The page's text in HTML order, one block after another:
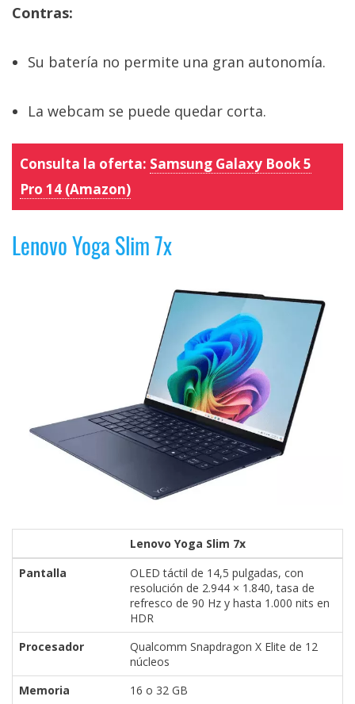
Contras:
Su batería no permite una gran autonomía.
La webcam se puede quedar corta.
Consulta la oferta: Samsung Galaxy Book 5
Pro 14 (Amazon)
Lenovo Yoga Slim 7x
Lenovo Yoga Slim 7x
Pantalla
OLED táctil de 14,5 pulgadas, con
resolución de 2.944 × 1.840, tasa de
refresco de 90 Hz y hasta 1.000 nits en
HDR
Procesador
Qualcomm Snapdragon X Elite de 12
núcleos
Memoria
16 o 32 GB